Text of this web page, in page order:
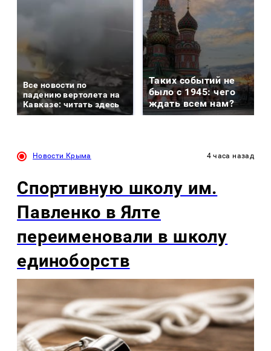
Все новости по
падению вертолета на
Кавказе: читать здесь
Таких событий не
было с 1945: чего
ждать всем нам?
Новости Крыма 4 часа назад
Спортивную школу им.
Павленко в Ялте
переименовали в школу
единоборств